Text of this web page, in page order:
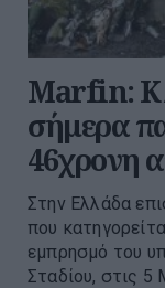
Marfin:
σήμερα
46χρονη
Στην Ελλάδα
που
εμπρησμό του
Σταδίου, στις